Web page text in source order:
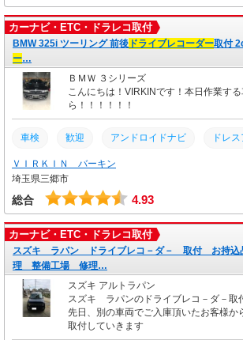
カーナビ・ETC・ドラレコ取付
BMW 325i ツーリング 前後 ドライブレコーダー取付
ー…
ＢＭＷ ３シリーズ
こんにちは！VIRKINです！本日作業す
ら！！！！！！
車検 歓迎 アンドロイドナビ ドレ
カスタム 325ツーリング
前後ドライブレコーダー 取付
ドラレコ 前後ドラレコ 2chドライブレコ
ＶＩＲＫＩＮ バーキン
埼玉県三郷市
総合 4.93
カーナビ・ETC・ドラレコ取付
スズキ ラパン ドライブレコ－ダ－ 取付 お持
理 整備工場 修理…
スズキ アルトラパン
スズキ ラパンのドライブレコ－ダ－取
先日、別の車両でご入庫頂いたお客様か
取付していきます